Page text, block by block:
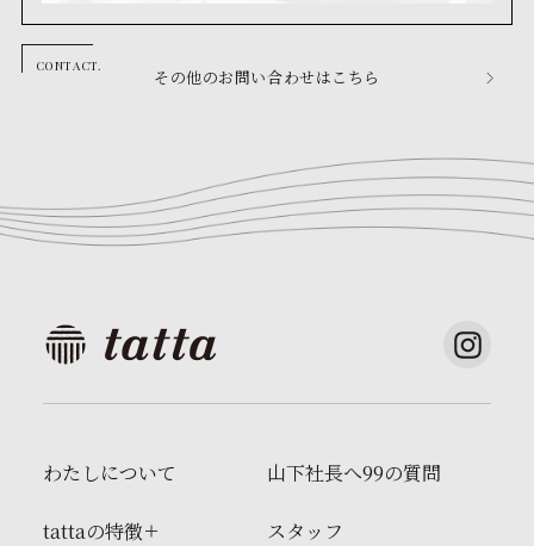
その他のお問い合わせはこちら
わたしについて
tattaの特徴
山下社長へ99の質問
スタッフ